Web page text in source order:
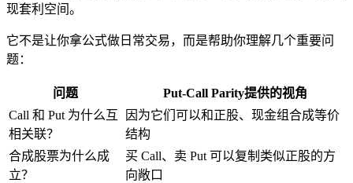
现套利空间。
它不是让你拿公式做日常交易，而是帮助你理解几个重要问
题：
问题
Put-Call Parity提供的视角
Call 和 Put 为什么互
相关联？
因为它们可以和正股、现金组合成等价
结构
合成股票为什么成
立？
买 Call、卖 Put 可以复制类似正股的方
向敞口